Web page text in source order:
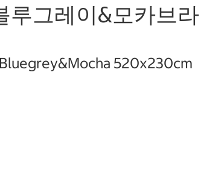
루그레이&모카브라
520x230cm